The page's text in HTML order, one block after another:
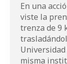
En una
viste la
trenza de 9
misma